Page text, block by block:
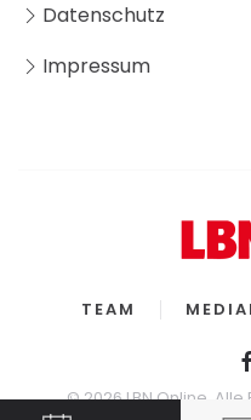
Datenschutz
Impressum
TEAM
©2026LBN Online.